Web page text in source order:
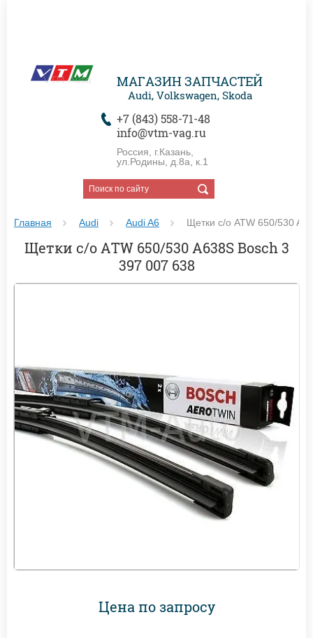
МАГАЗИН ЗАПЧАСТЕЙ
Audi, Volkswagen, Skoda
+7 (843) 558-71-48
info@vtm-vag.ru
Россия, г.Казань,
ул.Родины, д.8а, к.1
Главная Audi Audi A6 Щетки с/о ATW 650/530
Щетки с/о ATW 650/530 A638S Bosch 3
397 007 638
Цена по запросу